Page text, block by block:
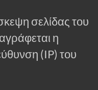
σελίδας του
η
(IP) του